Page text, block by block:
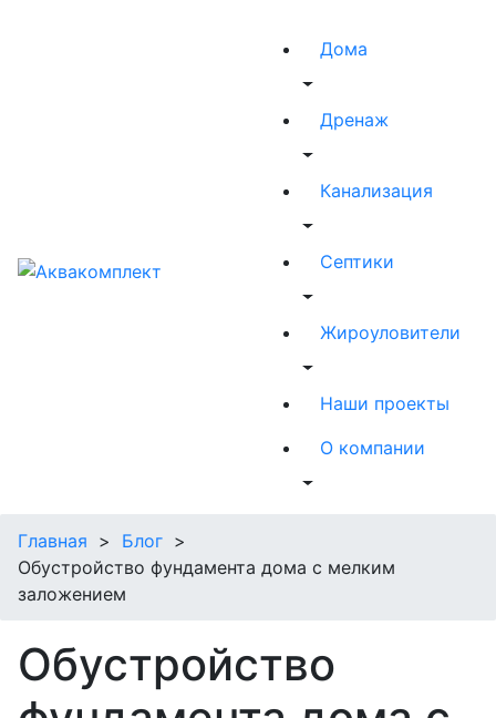
Дома
Дренаж
Канализация
Септики
Жироуловители
Наши проекты
О компании
Главная > Блог >
Обустройство фундамента дома с мелким
заложением
Обустройство